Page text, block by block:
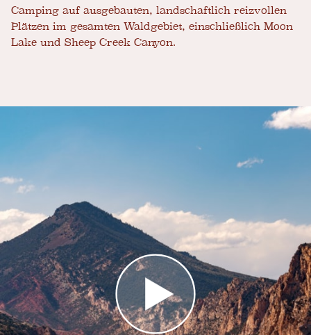
Camping auf ausgebauten, landschaftlich reizvollen
Plätzen im gesamten Waldgebiet, einschließlich Moon
Lake und Sheep Creek Canyon.